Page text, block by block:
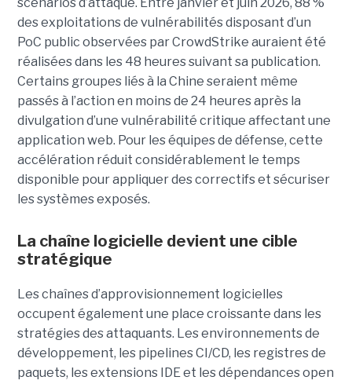
des exploitations de vulnérabilités disposant d’un
PoC public observées par CrowdStrike auraient été
réalisées dans les 48 heures suivant sa publication.
Certains groupes liés à la Chine seraient même
passés à l’action en moins de 24 heures après la
divulgation d’une vulnérabilité critique affectant une
application web. Pour les équipes de défense, cette
accélération réduit considérablement le temps
disponible pour appliquer des correctifs et sécuriser
les systèmes exposés.
La chaîne logicielle devient une cible
stratégique
Les chaînes d’approvisionnement logicielles
occupent également une place croissante dans les
stratégies des attaquants. Les environnements de
développement, les pipelines CI/CD, les registres de
paquets, les extensions IDE et les dépendances open